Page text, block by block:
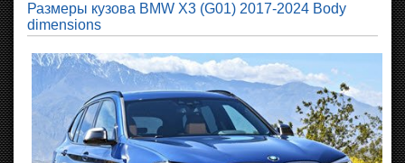
Размеры кузова BMW X3 (G01) 2017-2024 Body
dimensions